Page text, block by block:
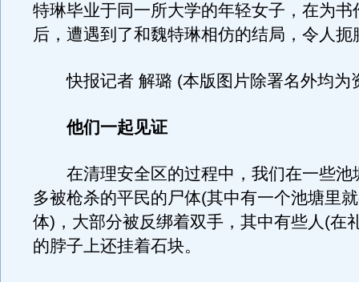
特琳毕业于同一所大学的年轻女子，在为书
后，遭遇到了和魏特琳相仿的结局，令人扼
快报记者 解璐 (本版图片除署名外均为
他们一起见证
在清理安全区的过程中，我们在一些池
多被枪杀的平民的尸体(其中有一个池塘里
体)，大部分被反绑着双手，其中有些人(在
的脖子上还挂着石块。